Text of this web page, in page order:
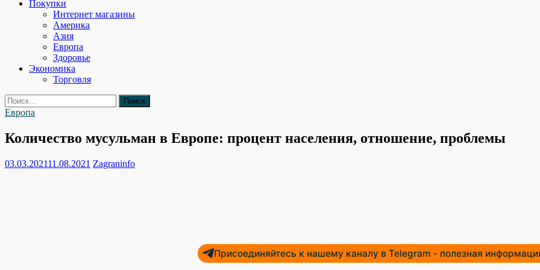
Покупки
Интернет магазины
Америка
Азия
Европа
Здоровье
Экономика
Торговля
Найти:
Европа
Количество мусульман в Европе: процент населения, отношение, проблемы
03.03.202111.08.2021 Zagraninfo
Присоединяйтесь к нашему каналу в Telegram - полезная